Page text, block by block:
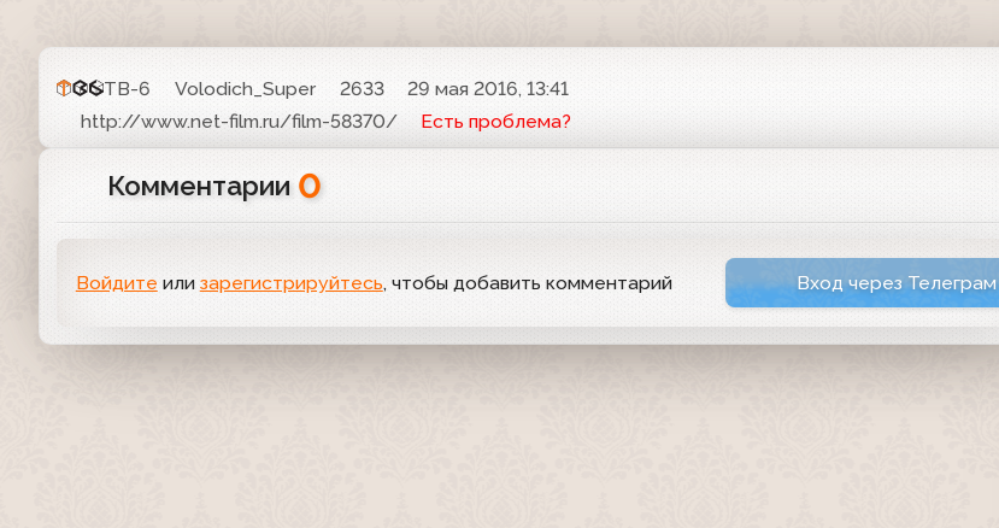
ТВ-6 Volodich_Super 2633
29 мая 2016, 13:41
http://www.net-film.ru/film-58370/
Есть проблема?
Комментарии 0
Войдите или зарегистрируйтесь, чтобы добавить комментарий Вход через Телеграм